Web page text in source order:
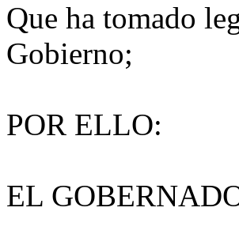
Que ha tomado
Gobierno;
POR ELLO:
EL